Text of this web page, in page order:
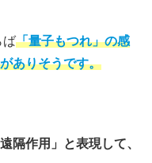
ば「量子もつれ」の感
ありそうです。
隔作用」と表現して、